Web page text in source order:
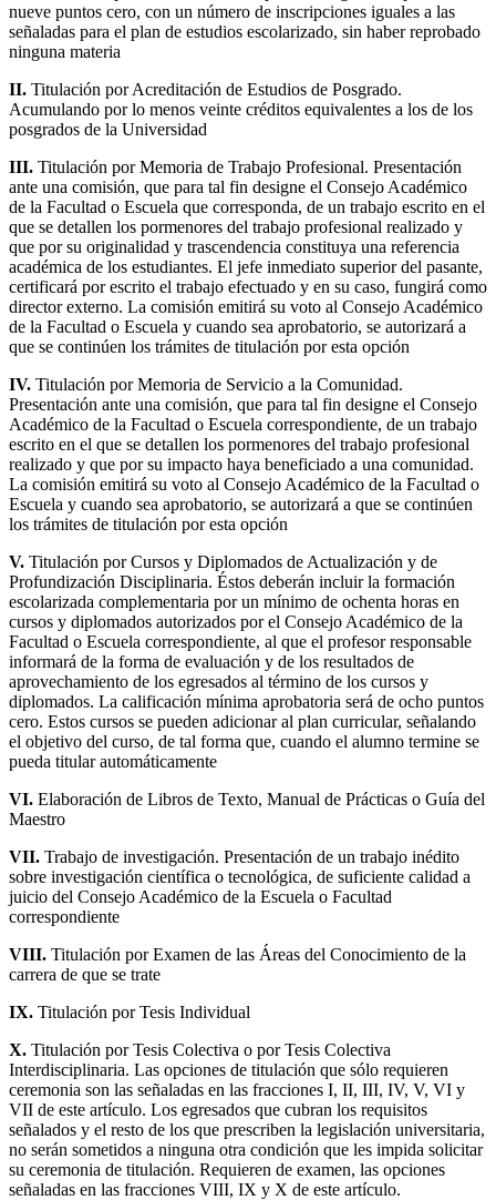
nueve puntos cero, con un número de inscripciones iguales a las
señaladas para el plan de estudios escolarizado, sin haber reprobado
ninguna materia
II. Titulación por Acreditación de Estudios de Posgrado.
Acumulando por lo menos veinte créditos equivalentes a los de los
posgrados de la Universidad
III. Titulación por Memoria de Trabajo Profesional. Presentación
ante una comisión, que para tal fin designe el Consejo Académico
de la Facultad o Escuela que corresponda, de un trabajo escrito en el
que se detallen los pormenores del trabajo profesional realizado y
que por su originalidad y trascendencia constituya una referencia
académica de los estudiantes. El jefe inmediato superior del pasante,
certificará por escrito el trabajo efectuado y en su caso, fungirá como
director externo. La comisión emitirá su voto al Consejo Académico
de la Facultad o Escuela y cuando sea aprobatorio, se autorizará a
que se continúen los trámites de titulación por esta opción
IV. Titulación por Memoria de Servicio a la Comunidad.
Presentación ante una comisión, que para tal fin designe el Consejo
Académico de la Facultad o Escuela correspondiente, de un trabajo
escrito en el que se detallen los pormenores del trabajo profesional
realizado y que por su impacto haya beneficiado a una comunidad.
La comisión emitirá su voto al Consejo Académico de la Facultad o
Escuela y cuando sea aprobatorio, se autorizará a que se continúen
los trámites de titulación por esta opción
V. Titulación por Cursos y Diplomados de Actualización y de
Profundización Disciplinaria. Éstos deberán incluir la formación
escolarizada complementaria por un mínimo de ochenta horas en
cursos y diplomados autorizados por el Consejo Académico de la
Facultad o Escuela correspondiente, al que el profesor responsable
informará de la forma de evaluación y de los resultados de
aprovechamiento de los egresados al término de los cursos y
diplomados. La calificación mínima aprobatoria será de ocho puntos
cero. Estos cursos se pueden adicionar al plan curricular, señalando
el objetivo del curso, de tal forma que, cuando el alumno termine se
pueda titular automáticamente
VI. Elaboración de Libros de Texto, Manual de Prácticas o Guía del
Maestro
VII. Trabajo de investigación. Presentación de un trabajo inédito
sobre investigación científica o tecnológica, de suficiente calidad a
juicio del Consejo Académico de la Escuela o Facultad
correspondiente
VIII. Titulación por Examen de las Áreas del Conocimiento de la
carrera de que se trate
IX. Titulación por Tesis Individual
X. Titulación por Tesis Colectiva o por Tesis Colectiva
Interdisciplinaria. Las opciones de titulación que sólo requieren
ceremonia son las señaladas en las fracciones I, II, III, IV, V, VI y
VII de este artículo. Los egresados que cubran los requisitos
señalados y el resto de los que prescriben la legislación universitaria,
no serán sometidos a ninguna otra condición que les impida solicitar
su ceremonia de titulación. Requieren de examen, las opciones
señaladas en las fracciones VIII, IX y X de este artículo.